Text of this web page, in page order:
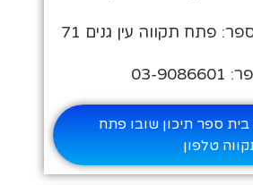
פתח תקווה עין גנים 71
ספר תיכון שובו פתח
טלפון